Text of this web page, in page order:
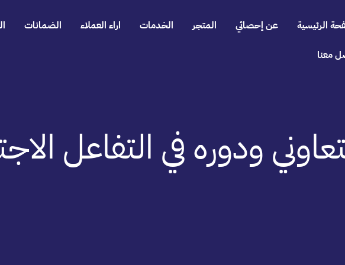
الرئيسية عن إحصائي المتجر الخدمات اراء العملاء الضمانات
معنا
ودوره في التفاعل